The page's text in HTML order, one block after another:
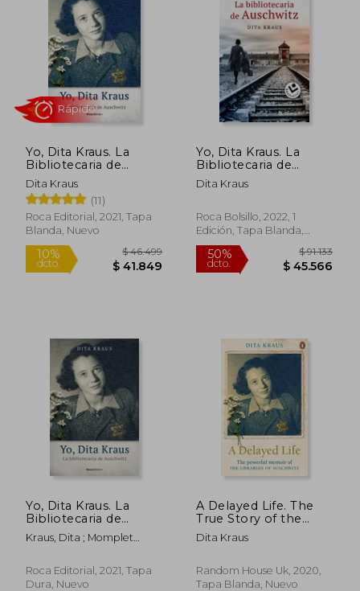
donde relata su extraordinaria historia de
supervivencia, amor y esperanza,
inspirando a generaciones alrededor del
mundo.
Yo, Dita Kraus. La
Bibliotecaria de
Auschwitz
Dita Kraus
(11)
Roca Editorial, 2021, Tapa
Blanda, Nuevo
10%
dcto.
Rápido
Yo, Dita Kraus. La
Bibliotecaria de
Auschwitz
Dita Kraus
Roca Bolsillo, 2022, 1
Edición, Tapa Blanda,
Nuevo
50%
dcto.
Yo, Dita Kraus. La
Bibliotecaria de
Auschwitz
Kraus, Dita ; Momplet
Roca Editorial, 2021, Tapa
Dura, Nuevo
A Delayed Life. The
True Story of the
Librarian of Auschwitz
(en Inglés)
Dita Kraus
Random House Uk, 2020,
Tapa Blanda, Nuevo